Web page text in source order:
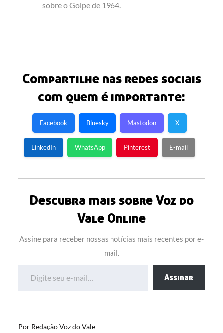
sobre o Golpe de 1964.
Compartilhe nas redes sociais
com quem é importante:
Facebook Bluesky Mastodon X
LinkedIn WhatsApp Pinterest E-mail
Descubra mais sobre Voz do
Vale Online
Assine para receber nossas notícias mais recentes por e-
mail.
Assinar
Por Redação Voz do Vale